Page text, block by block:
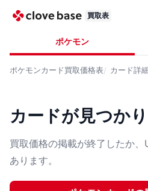
買取表
ポケモン
ポケモンカード買取価格表 カード詳細
カードが見つか
買取価格の掲載が終了したか
あります。